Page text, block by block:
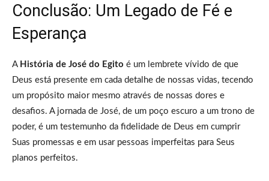
Conclusão: Um Legado de Fé e
Esperança
A História de José do Egito é um lembrete vívido de que
Deus está presente em cada detalhe de nossas vidas, tecendo
um propósito maior mesmo através de nossas dores e
desafios. A jornada de José, de um poço escuro a um trono de
poder, é um testemunho da fidelidade de Deus em cumprir
Suas promessas e em usar pessoas imperfeitas para Seus
planos perfeitos.